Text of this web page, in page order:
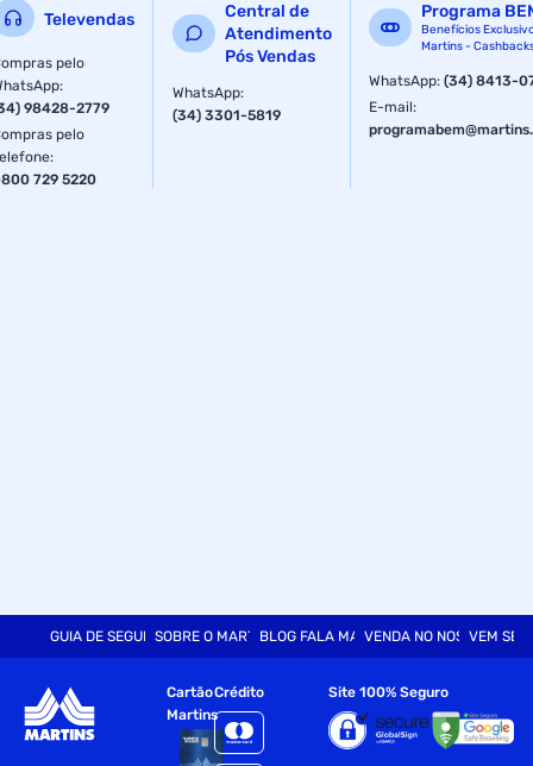
Televendas
pelo
:
98428-2779
pelo
:
729 5220
Central de
Atendimento
Pós Vendas
WhatsApp:
(34) 3301-5819
Programa
Benefícios
Martins -
WhatsApp:(34) 8413-
E-mail:
GUIA DE SEGURANÇASOBRE O MARTINSBLOG FALA MARTVENDA NO NOSSO SITE
VEM SER
Cartão
Martins
Crédito Site 100% Seguro